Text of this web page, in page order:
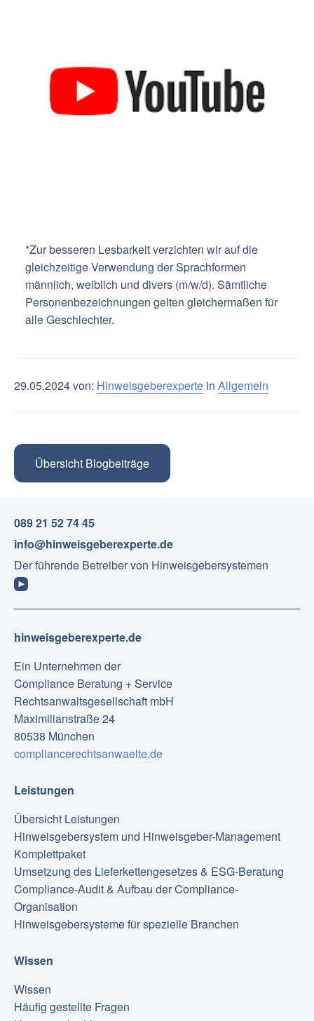
*Zur besseren Lesbarkeit verzichten wir auf die
gleichzeitige Verwendung der Sprachformen
männlich, weiblich und divers (m/w/d). Sämtliche
Personenbezeichnungen gelten gleichermaßen für
alle Geschlechter.
29.05.2024 von: Hinweisgeberexperte in Allgemein
Übersicht Blogbeiträge
089 21 52 74 45
info@hinweisgeberexperte.de
Der führende Betreiber von Hinweisgebersystemen
hinweisgeberexperte.de
Ein Unternehmen der
Compliance Beratung + Service
Rechtsanwaltsgesellschaft mbH
Maximilianstraße 24
80538 München
compliancerechtsanwaelte.de
Leistungen
Übersicht Leistungen
Hinweisgebersystem und Hinweisgeber-Management
Komplettpaket
Umsetzung des Lieferkettengesetzes & ESG-Beratung
Compliance-Audit & Aufbau der Compliance-
Organisation
Hinweisgebersysteme für spezielle Branchen
Wissen
Wissen
Häufig gestellte Fragen